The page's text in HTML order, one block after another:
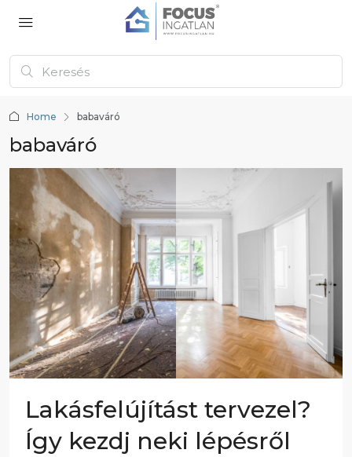
Home babaváró
babaváró
Lakásfelújítást tervezel?
Így kezdj neki lépésről